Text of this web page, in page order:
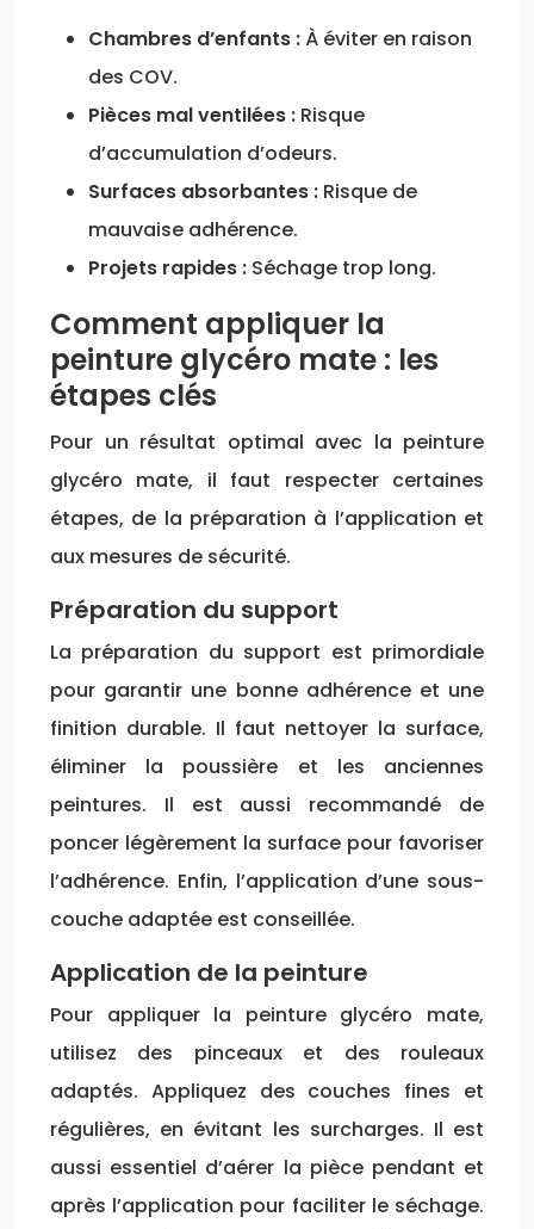
Chambres d’enfants : À éviter en raison
des COV.
Pièces mal ventilées : Risque
d’accumulation d’odeurs.
Surfaces absorbantes : Risque de
mauvaise adhérence.
Projets rapides : Séchage trop long.
Comment appliquer la
peinture glycéro mate : les
étapes clés
Pour un résultat optimal avec la peinture
glycéro mate, il faut respecter certaines
étapes, de la préparation à l’application et
aux mesures de sécurité.
Préparation du support
La préparation du support est primordiale
pour garantir une bonne adhérence et une
finition durable. Il faut nettoyer la surface,
éliminer la poussière et les anciennes
peintures. Il est aussi recommandé de
poncer légèrement la surface pour favoriser
l’adhérence. Enfin, l’application d’une sous-
couche adaptée est conseillée.
Application de la peinture
Pour appliquer la peinture glycéro mate,
utilisez des pinceaux et des rouleaux
adaptés. Appliquez des couches fines et
régulières, en évitant les surcharges. Il est
aussi essentiel d’aérer la pièce pendant et
après l’application pour faciliter le séchage.